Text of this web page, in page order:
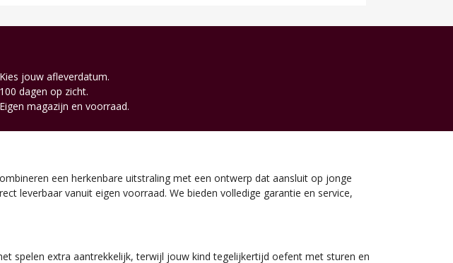
Kies jouw afleverdatum.
100 dagen op zicht.
Eigen magazijn en voorraad.
een herkenbare uitstraling met een ontwerp dat aansluit op jonge
leverbaar vanuit eigen voorraad. We bieden volledige garantie en service,
spelen extra aantrekkelijk, terwijl jouw kind tegelijkertijd oefent met sturen en